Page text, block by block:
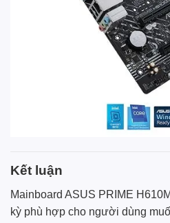
Kết luận
Mainboard ASUS PRIME
kỳ phù hợp cho người dùng